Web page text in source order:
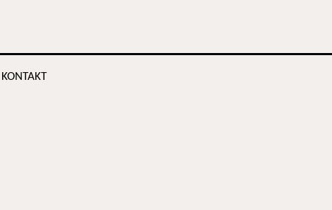
KONTAKT